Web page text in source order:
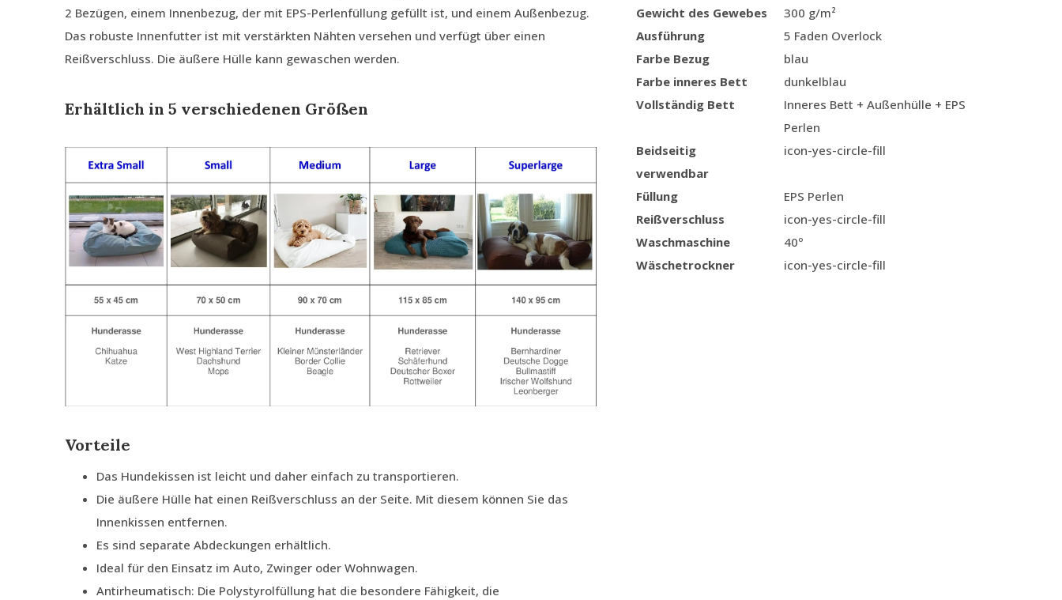
2 Bezügen, einem Innenbezug, der mit EPS-Perlenfüllung gefüllt ist, und einem Außenbezug.
Das robuste Innenfutter ist mit verstärkten Nähten versehen und verfügt über einen
Reißverschluss. Die äußere Hülle kann gewaschen werden.
Erhältlich in 5 verschiedenen Größen
Vorteile
Das Hundekissen ist leicht und daher einfach zu transportieren.
Die äußere Hülle hat einen Reißverschluss an der Seite. Mit diesem können Sie das
Innenkissen entfernen.
Es sind separate Abdeckungen erhältlich.
Ideal für den Einsatz im Auto, Zwinger oder Wohnwagen.
Antirheumatisch: Die Polystyrolfüllung hat die besondere Fähigkeit, die
Gewicht des Gewebes
300 g/m²
Ausführung
5 Faden Overlock
Farbe Bezug
blau
Farbe inneres Bett
dunkelblau
Vollständig Bett
Inneres Bett + Außenhülle + EPS
Perlen
Beidseitig
verwendbar
icon-yes-circle-fill
Füllung
EPS Perlen
Reißverschluss
icon-yes-circle-fill
Waschmaschine
40º
Wäschetrockner
icon-yes-circle-fill